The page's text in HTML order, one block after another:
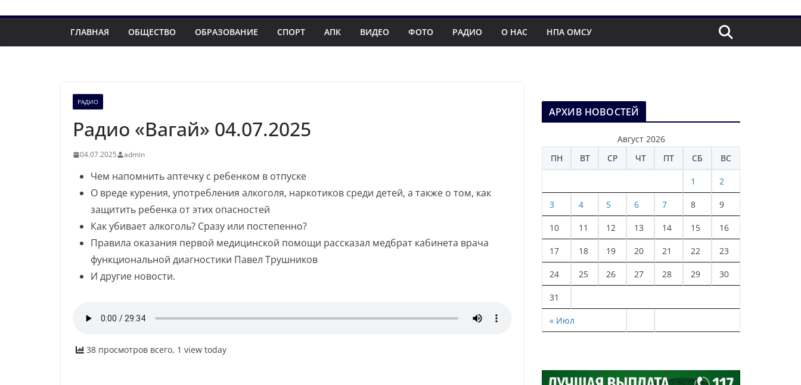
ГЛАВНАЯ ОБЩЕСТВО ОБРАЗОВАНИЕ СПОРТ АПК ВИДЕО ФОТО РАДИО О НАС НПА ОМСУ
РАДИО
Радио «Вагай» 04.07.2025
04.07.2025 admin
Чем напомнить аптечку с ребенком в отпуске
О вреде курения, употребления алкоголя, наркотиков среди детей, а также о том, как
защитить ребенка от этих опасностей
Как убивает алкоголь? Сразу или постепенно?
Правила оказания первой медицинской помощи рассказал медбрат кабинета врача
функциональной диагностики Павел Трушников
И другие новости.
38 просмотров всего, 1 view today
АРХИВ НОВОСТЕЙ
Август 2026
ПН
ВТ СР ЧТ ПТ СБ ВС
« Июл
1 2
3 4 5 6 7 8 9
10 11 12 13 14 15 16
17 18 19 20 21 22 23
24 25 26 27 28 29 30
31